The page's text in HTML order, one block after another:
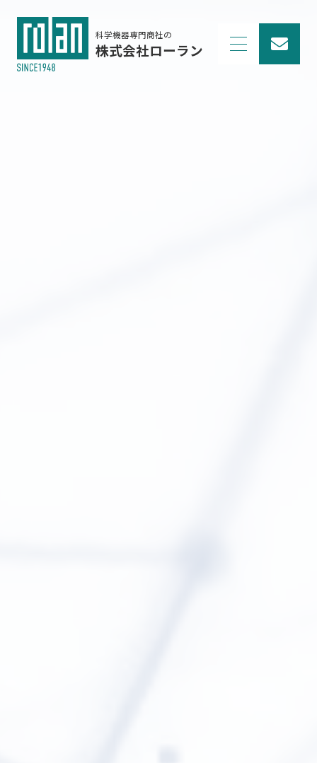
科学機器専門商社の
株式会社ローラン